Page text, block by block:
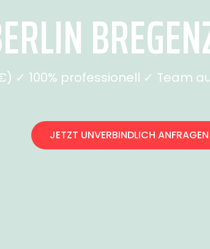
✓ 100% professionell ✓ Team
JETZT UNVERBINDLICH ANFRAGEN